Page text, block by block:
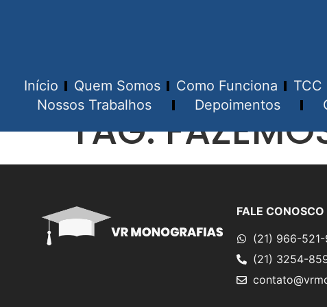
Início Quem Somos Como Funciona TCC
Nossos Trabalhos
Depoimentos
TAG:
FALE CONOSCO
(21) 966-521-
(21) 3254-